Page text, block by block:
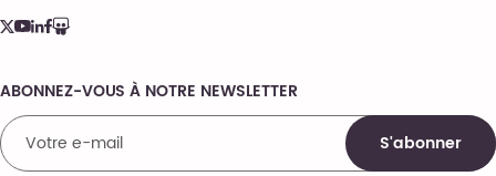
Comments
ABONNEZ-VOUS À NOTRE NEWSLETTER
S'abonner